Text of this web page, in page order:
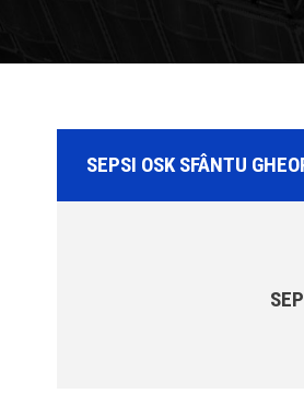
SEPSI OSK SFÂNTU